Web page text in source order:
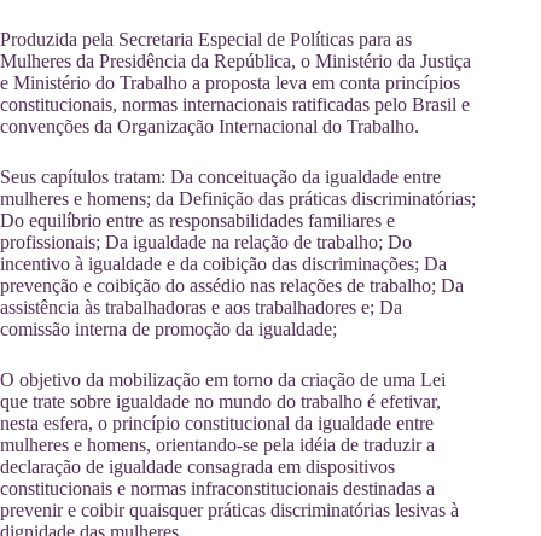
Produzida pela Secretaria Especial de Políticas para as
Mulheres da Presidência da República, o Ministério da Justiça
e Ministério do Trabalho a proposta leva em conta princípios
constitucionais, normas internacionais ratificadas pelo Brasil e
convenções da Organização Internacional do Trabalho.
Seus capítulos tratam: Da conceituação da igualdade entre
mulheres e homens; da Definição das práticas discriminatórias;
Do equilíbrio entre as responsabilidades familiares e
profissionais; Da igualdade na relação de trabalho; Do
incentivo à igualdade e da coibição das discriminações; Da
prevenção e coibição do assédio nas relações de trabalho; Da
assistência às trabalhadoras e aos trabalhadores e; Da
comissão interna de promoção da igualdade;
O objetivo da mobilização em torno da criação de uma Lei
que trate sobre igualdade no mundo do trabalho é efetivar,
nesta esfera, o princípio constitucional da igualdade entre
mulheres e homens, orientando-se pela idéia de traduzir a
declaração de igualdade consagrada em dispositivos
constitucionais e normas infraconstitucionais destinadas a
prevenir e coibir quaisquer práticas discriminatórias lesivas à
dignidade das mulheres.